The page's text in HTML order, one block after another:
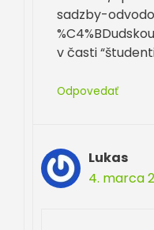
sadzby-
v časti
Odpovedať
Lukas
4. marca